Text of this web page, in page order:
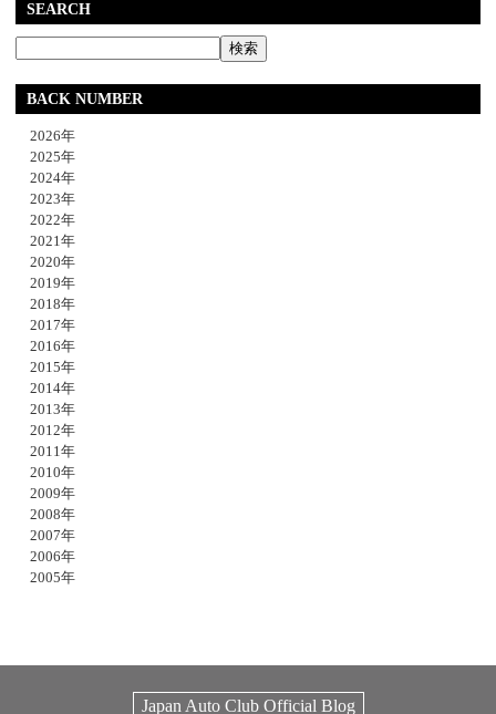
SEARCH
BACK NUMBER
2026年
2025年
2024年
2023年
2022年
2021年
2020年
2019年
2018年
2017年
2016年
2015年
2014年
2013年
2012年
2011年
2010年
2009年
2008年
2007年
2006年
2005年
Japan Auto Club Official Blog